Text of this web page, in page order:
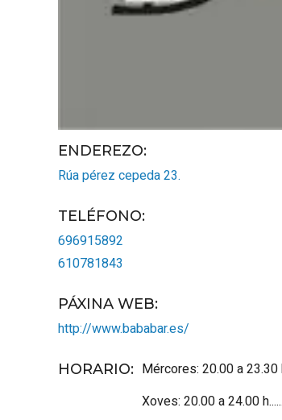
ENDEREZO:
Rúa pérez cepeda 23.
TELÉFONO:
696915892
610781843
PÁXINA WEB:
http://www.bababar.es/
HORARIO: Mércores: 20.00 a
Xoves: 20.00 a 24.00